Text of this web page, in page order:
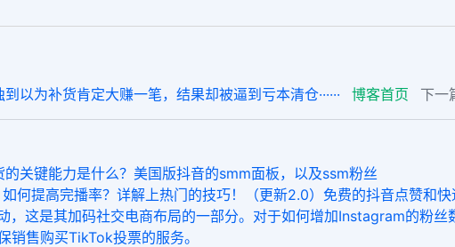
以为补货肯定大赚一笔，结果却被逼到亏本清仓······ 博客首页 下一
关键能力是什么？美国版抖音的smm面板，以及ssm粉丝
何提高完播率？详解上热门的技巧！（更新2.0）免费的抖音点赞和快
这是其加码社交电商布局的一部分。对于如何增加Instagram的粉丝
售购买TikTok投票的服务。